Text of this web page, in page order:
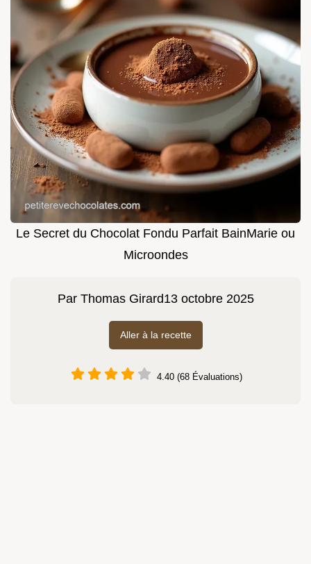
Le Secret du Chocolat Fondu Parfait BainMarie ou
Microondes
Par Thomas Girard13 octobre 2025
Aller à la recette
4.40 (68 Évaluations)